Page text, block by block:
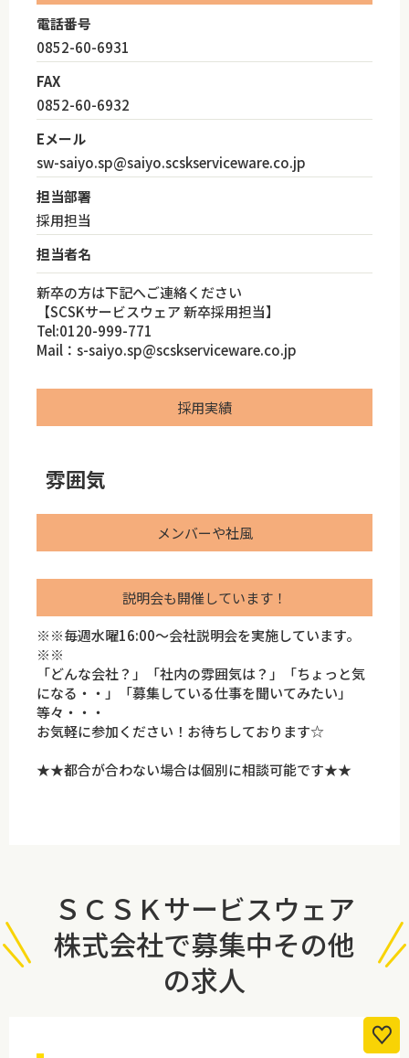
電話番号
0852-60-6931
FAX
0852-60-6932
Eメール
sw-saiyo.sp@saiyo.scskserviceware.co.jp
担当部署
採用担当
担当者名
新卒の方は下記へご連絡ください
【SCSKサービスウェア 新卒採用担当】
Tel:0120-999-771
Mail：s-saiyo.sp@scskserviceware.co.jp
採用実績
雰囲気
メンバーや社風
説明会も開催しています！
※※毎週水曜16:00～会社説明会を実施しています。
※※
「どんな会社？」「社内の雰囲気は？」「ちょっと気
になる・・」「募集している仕事を聞いてみたい」
等々・・・
お気軽に参加ください！お待ちしております☆
★★都合が合わない場合は個別に相談可能です★★
ＳＣＳＫサービスウェア
株式会社で募集中その他
の求人